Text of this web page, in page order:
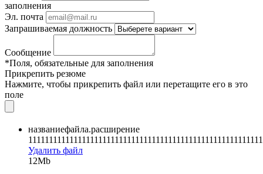
заполнения
Эл. почта
Запрашиваемая должность
Сообщение
*Поля, обязательные для заполнения
Прикрепить резюме
Нажмите, чтобы прикрепить файл или перетащите его в это
поле
названиефайла.расширение
111111111111111111111111111111111111111111111111111111111
Удалить файл
12Mb